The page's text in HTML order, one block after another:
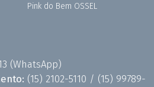
Pink do Bem OSSEL
(WhatsApp)
(15) 2102-5110 / (15) 99789-